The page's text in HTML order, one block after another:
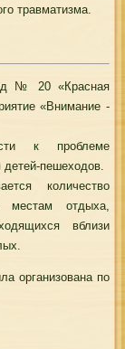
травматизма.
№ 20 «Красная
«Внимание -
к проблеме
детей-пешеходов.
количество
местам отдыха,
вблизи
организована по